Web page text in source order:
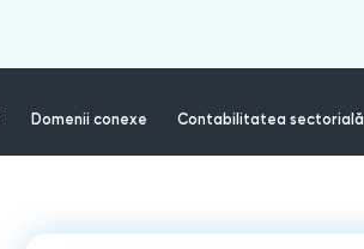
Domenii conexe Contabilitatea sectorială